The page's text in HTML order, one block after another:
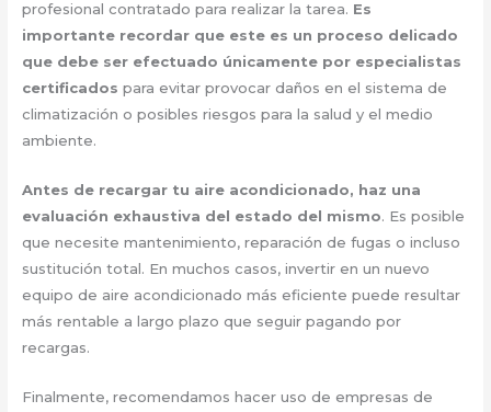
profesional contratado para realizar la tarea. Es
importante recordar que este es un proceso delicado
que debe ser efectuado únicamente por especialistas
certificados para evitar provocar daños en el sistema de
climatización o posibles riesgos para la salud y el medio
ambiente.
Antes de recargar tu aire acondicionado, haz una
evaluación exhaustiva del estado del mismo. Es posible
que necesite mantenimiento, reparación de fugas o incluso
sustitución total. En muchos casos, invertir en un nuevo
equipo de aire acondicionado más eficiente puede resultar
más rentable a largo plazo que seguir pagando por
recargas.
Finalmente, recomendamos hacer uso de empresas de